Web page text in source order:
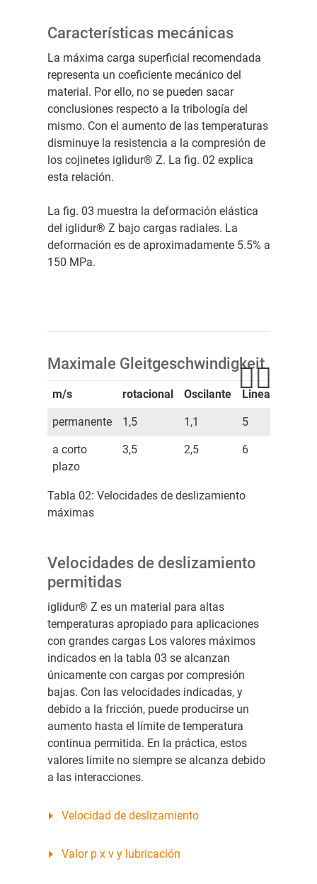
Características mecánicas
La máxima carga superficial recomendada
representa un coeficiente mecánico del
material. Por ello, no se pueden sacar
conclusiones respecto a la tribología del
mismo. Con el aumento de las temperaturas
disminuye la resistencia a la compresión de
los cojinetes iglidur® Z. La fig. 02 explica
esta relación.
La fig. 03 muestra la deformación elástica
del iglidur® Z bajo cargas radiales. La
deformación es de aproximadamente 5.5% a
150 MPa.
Maximale Gleitgeschwindigkeit
m/s rotacional Oscilante Lineal
permanente 1,5 1,1 5
a corto
plazo
3,5 2,5 6
Tabla 02: Velocidades de deslizamiento
máximas
Velocidades de deslizamiento
permitidas
iglidur® Z es un material para altas
temperaturas apropiado para aplicaciones
con grandes cargas Los valores máximos
indicados en la tabla 03 se alcanzan
únicamente con cargas por compresión
bajas. Con las velocidades indicadas, y
debido a la fricción, puede producirse un
aumento hasta el límite de temperatura
continua permitida. En la práctica, estos
valores límite no siempre se alcanza debido
a las interacciones.
Velocidad de deslizamiento
Valor p x v y lubricación